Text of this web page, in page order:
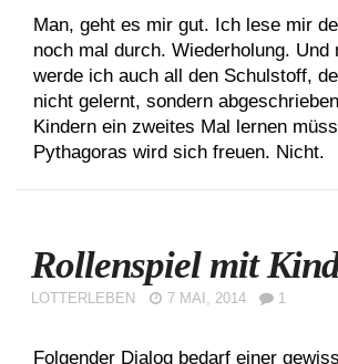
Man, geht es mir gut. Ich lese mir
noch mal durch. Wiederholung. Und
werde ich auch all den Schulstoff,
nicht gelernt, sondern
Kindern ein zweites Mal lernen
Pythagoras wird sich freuen. Nicht.
Rollenspiel mit
LOTTERLEBEN 7 MAI, 2014 1
Folgender Dialog bedarf einer